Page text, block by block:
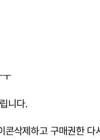
ㅜ
니다.
콘삭제하고 구매권한 다